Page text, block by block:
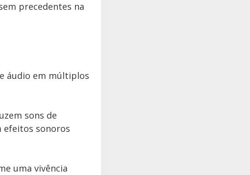
precedentes na
áudio em múltiplos
sons de
efeitos sonoros
uma vivência